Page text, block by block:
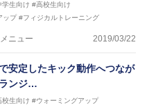
学生向け #高校生向け
ップ #フィジカルトレーニング
ニュー 2019/03/22
安定したキック動作へつなが
ンジ…
校生向け #ウォーミングアップ